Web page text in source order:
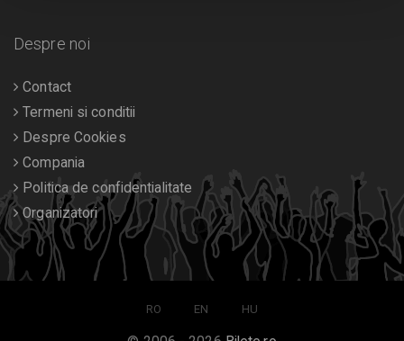
Despre noi
Contact
Termeni si conditii
Despre Cookies
Compania
Politica de confidentialitate
Organizatori
RO EN HU